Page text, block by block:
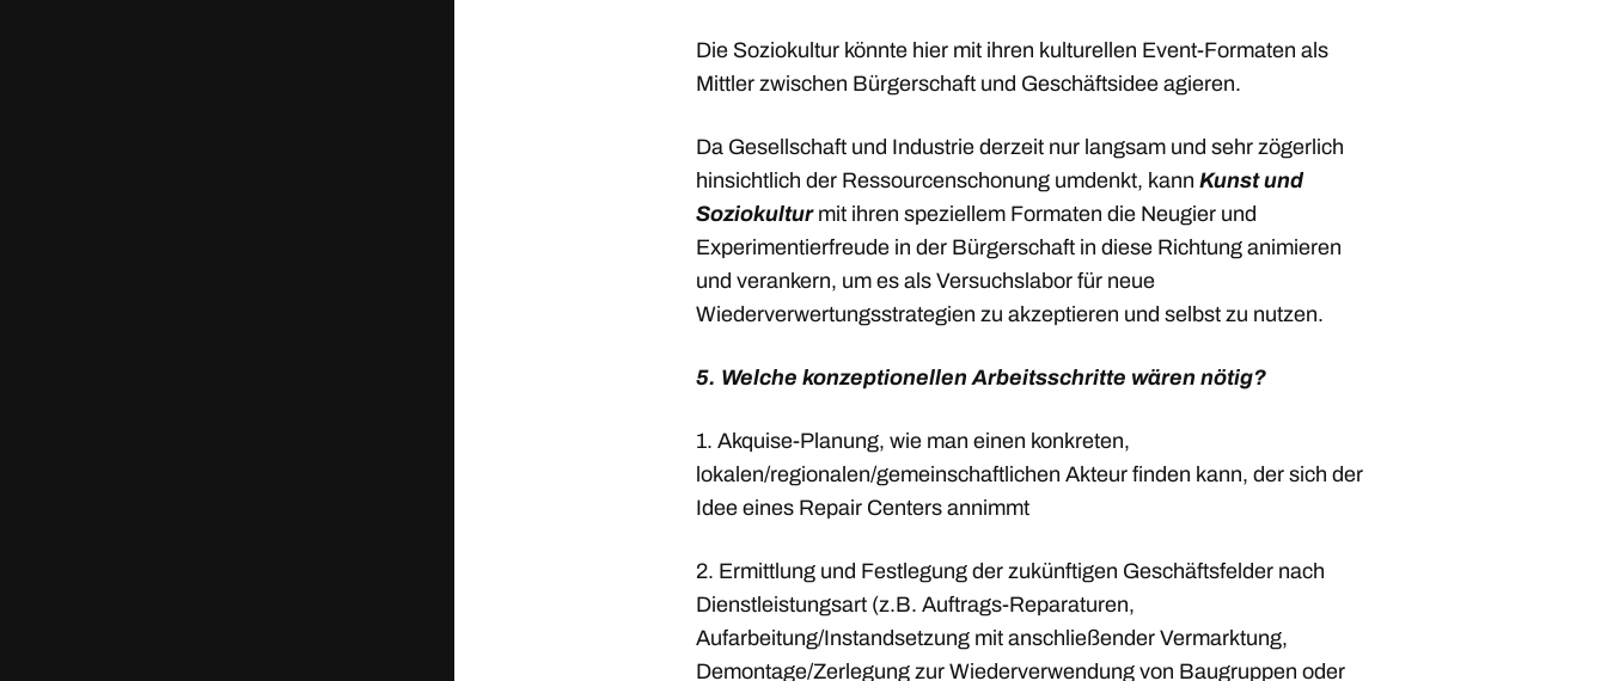
Die Soziokultur könnte hier mit ihren kulturellen Event-Formaten als
Mittler zwischen Bürgerschaft und Geschäftsidee agieren.
Da Gesellschaft und Industrie derzeit nur langsam und sehr zögerlich
hinsichtlich der Ressourcenschonung umdenkt, kann Kunst und
Soziokulturmit ihren speziellem Formaten die Neugier und
Experimentierfreude in der Bürgerschaft in diese Richtung animieren
und verankern, um es als Versuchslabor für neue
Wiederverwertungsstrategien zu akzeptieren und selbst zu nutzen.
5. Welche konzeptionellen Arbeitsschritte wären nötig?
1. Akquise-Planung, wie man einen konkreten,
lokalen/regionalen/gemeinschaftlichen Akteur finden kann, der sich der
Idee eines Repair Centers annimmt
2. Ermittlung und Festlegung der zukünftigen Geschäftsfelder nach
Dienstleistungsart (z.B. Auftrags-Reparaturen,
Aufarbeitung/Instandsetzung mit anschließender Vermarktung,
Demontage/Zerlegung zur Wiederverwendung von Baugruppen oder